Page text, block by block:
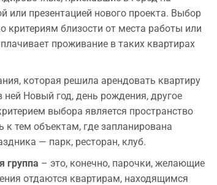
или презентацией нового проекта. Выбор
критериям близости от места работы или
проживание в таких квартирах
которая решила арендовать квартиру
ней Новый год, день рождения, другое
выбора является пространство
к тем объектам, где запланирована
— парк, ресторан, клуб.
группа – это, конечно, парочки, желающие
отдаются квартирам, находящимся